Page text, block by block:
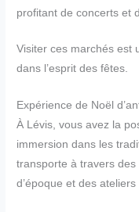
profitant de concerts et
Visiter ces marchés est
dans l’esprit des fêtes.
Expérience de Noël
À Lévis, vous avez la
immersion dans les
transporte à travers
d’époque et des